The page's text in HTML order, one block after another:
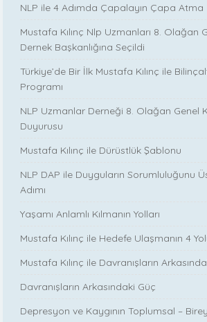
NLP ile 4 Adımda Çapalayın Çapa Atma
Mustafa Kılınç Nlp Uzmanları 8. Olağan
Dernek Başkanlığına Seçildi
Türkiye’de Bir İlk Mustafa Kılınç ile
Programı
NLP Uzmanlar Derneği 8. Olağan Genel
Duyurusu
Mustafa Kılınç ile Dürüstlük Şablonu
NLP DAP ile Duyguların Sorumluluğunu
Adımı
Yaşamı Anlamlı Kılmanın Yolları
Mustafa Kılınç ile Hedefe Ulaşmanın 4
Mustafa Kılınç ile Davranışların
Davranışların Arkasındaki Güç
Depresyon ve Kaygının Toplumsal –